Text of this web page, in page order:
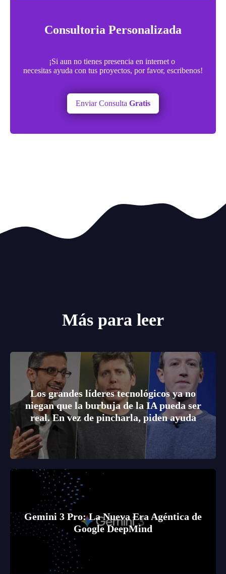
Consultoria Personalizada
¡Si aun no tienes presencia en internet o
necesitas ayuda con tus proyectos, por favor, escribenos!
Enviar Consulta Gratis
Más para leer
Los grandes líderes tecnológicos ya no
niegan que la burbuja de la IA pueda ser
real. En vez de pincharla, piden ayuda
Gemini 3 Pro: La Nueva Era Agéntica de
Google DeepMind